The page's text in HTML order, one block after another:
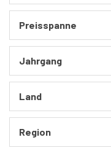
Preisspanne
Jahrgang
Land
Region